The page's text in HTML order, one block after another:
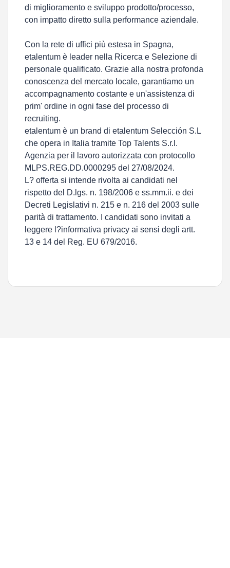
di miglioramento e sviluppo prodotto/processo,
con impatto diretto sulla performance aziendale.
Con la rete di uffici più estesa in Spagna,
etalentum è leader nella Ricerca e Selezione di
personale qualificato. Grazie alla nostra profonda
conoscenza del mercato locale, garantiamo un
accompagnamento costante e un'assistenza di
prim' ordine in ogni fase del processo di
recruiting.
etalentum è un brand di etalentum Selección S.L
che opera in Italia tramite Top Talents S.r.l.
Agenzia per il lavoro autorizzata con protocollo
MLPS.REG.DD.0000295 del 27/08/2024.
L? offerta si intende rivolta ai candidati nel
rispetto del D.lgs. n. 198/2006 e ss.mm.ii. e dei
Decreti Legislativi n. 215 e n. 216 del 2003 sulle
parità di trattamento. I candidati sono invitati a
leggere l?informativa privacy ai sensi degli artt.
13 e 14 del Reg. EU 679/2016.